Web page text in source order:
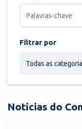
Filtrar por
Todas as
Notícias do